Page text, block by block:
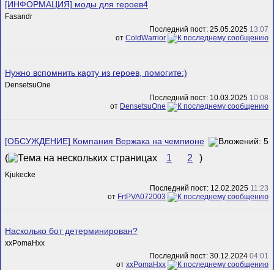
[ИНФОРМАЦИЯ] моды для героев4
Fasandr
Последний пост: 25.05.2025 13:07
от ColdWarrior
Нужно вспомнить карту из героев, помогите:)
DensetsuOne
Последний пост: 10.03.2025 10:08
от DensetsuOne
[ОБСУЖДЕНИЕ] Компания Вержака на чемпионе
( 1 2 )
Kjukecke
Последний пост: 12.02.2025 11:23
от FrtPVA072003
Насколько бот детерминирован?
xxPomaHxx
Последний пост: 30.12.2024 04:01
от xxPomaHxx